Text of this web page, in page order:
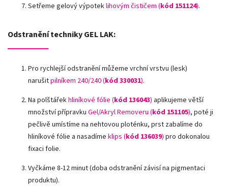
Setřeme gelový výpoteklihovým čističem (kód 151124).
Odstranění techniky GEL LAK:
Pro rychlejší odstranění můžeme vrchní vrstvu (lesk)
narušitpilníkem 240/240 (kód 330031).
Na polštářekhliníkové fólie (kód 136043) aplikujeme větší
množství přípravku Gel/Akryl Removeru (kód 151105), poté ji
pečlivě umístíme na nehtovou ploténku, prst zabalíme do
hliníkové fólie a nasadíme klips (kód 136039) pro dokonalou
fixaci folie.
Vyčkáme 8-12 minut (doba odstranění závisí na pigmentaci
produktu).